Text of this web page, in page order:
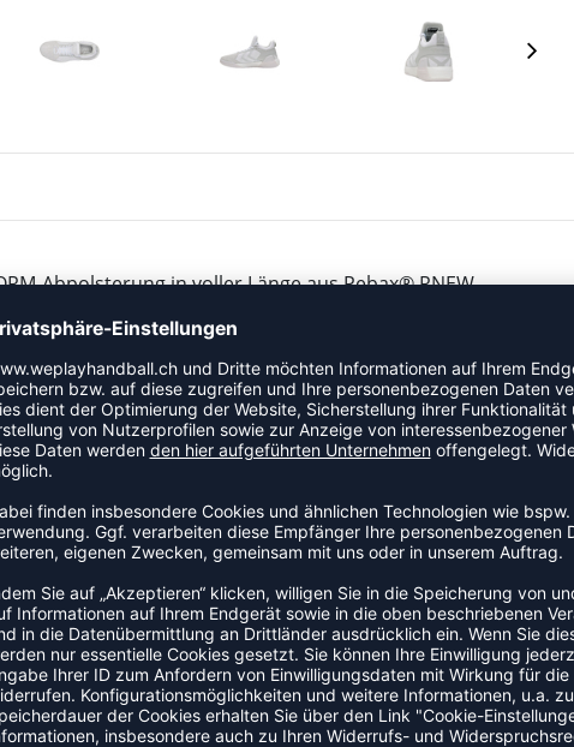
Abpolsterung in voller Länge aus Pebax® RNEW
Material. Mit diesem Schuh stehst du in
ist, an der Spitze. Pebax® RNEW ist in Sachen Abpolsterung
Material, das es gibt.
Abpolsterung erfolgreich zu 46 % auf biologischer
Rohstoffe reduzieren und einen umweltfreundlicheren
CO2-Fußabdruck sicherstellen.
eine verstellbare Passform. Die Verbindung zwischen Fuß
wie möglich. Weitere Designmerkmale sind das kultige
recyceltes Mesh zur Belüftung sowie eine Ortholite®
einen halbtransparenten Look mit spezieller Multi-Grip-
hohe Stabilität am Fuß und fixieren die Abpolsterung